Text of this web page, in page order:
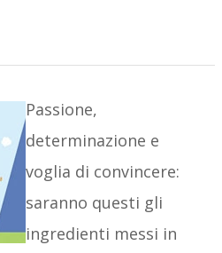
Passione,
determinazione e
voglia di convincere:
saranno questi gli
ingredienti messi in